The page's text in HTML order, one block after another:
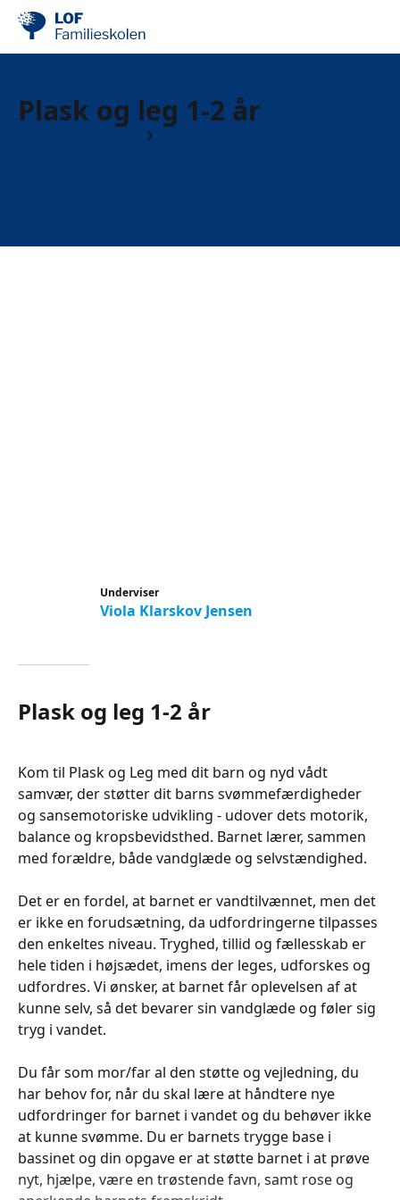
Plask og leg 1-2 år
Underviser
Viola Klarskov Jensen
Plask og leg 1-2 år
Kom til Plask og Leg med dit barn og nyd vådt
samvær, der støtter dit barns svømmefærdigheder
og sansemotoriske udvikling - udover dets motorik,
balance og kropsbevidsthed. Barnet lærer, sammen
med forældre, både vandglæde og selvstændighed.
Det er en fordel, at barnet er vandtilvænnet, men det
er ikke en forudsætning, da udfordringerne tilpasses
den enkeltes niveau. Tryghed, tillid og fællesskab er
hele tiden i højsædet, imens der leges, udforskes og
udfordres. Vi ønsker, at barnet får oplevelsen af at
kunne selv, så det bevarer sin vandglæde og føler sig
tryg i vandet.
Du får som mor/far al den støtte og vejledning, du
har behov for, når du skal lære at håndtere nye
udfordringer for barnet i vandet og du behøver ikke
at kunne svømme. Du er barnets trygge base i
bassinet og din opgave er at støtte barnet i at prøve
nyt, hjælpe, være en trøstende favn, samt rose og